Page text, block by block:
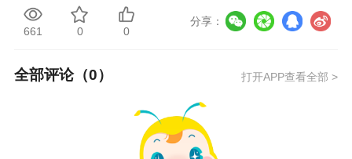
场的实体企业或金融机构遇到自身难以解决的问
题，需要更多专业支持、对衍生工具有更多需求
时，就可以由风险管理公司依托其投研和专业团
国栋说，近几年，永安期货与永安资本基于过去
几年的探索和尝试，在业务上已经形成较为成熟
661 0 0
分享：
全部评论（0） 打开APP查看全部 >